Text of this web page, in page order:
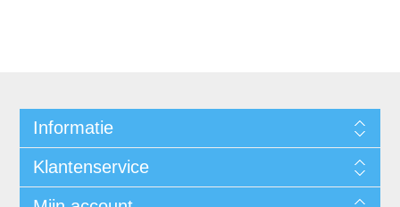
Informatie
Klantenservice